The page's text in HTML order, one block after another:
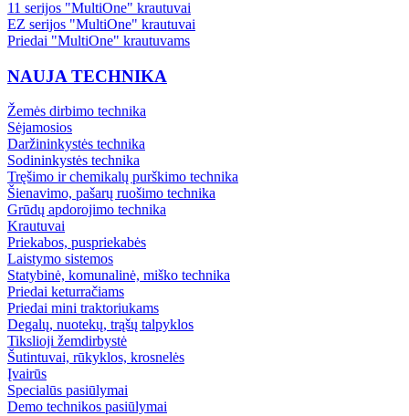
11 serijos "MultiOne" krautuvai
EZ serijos "MultiOne" krautuvai
Priedai "MultiOne" krautuvams
NAUJA TECHNIKA
Žemės dirbimo technika
Sėjamosios
Daržininkystės technika
Sodininkystės technika
Tręšimo ir chemikalų purškimo technika
Šienavimo, pašarų ruošimo technika
Grūdų apdorojimo technika
Krautuvai
Priekabos, puspriekabės
Laistymo sistemos
Statybinė, komunalinė, miško technika
Priedai keturračiams
Priedai mini traktoriukams
Degalų, nuotekų, trąšų talpyklos
Tikslioji žemdirbystė
Šutintuvai, rūkyklos, krosnelės
Įvairūs
Specialūs pasiūlymai
Demo technikos pasiūlymai